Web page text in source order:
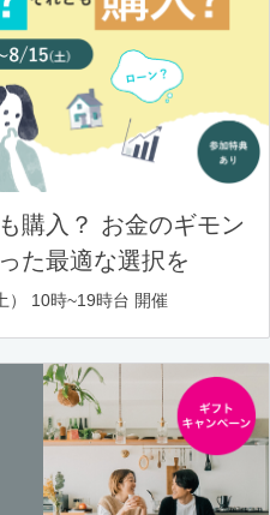
購入？ お金のギモン
た最適な選択を
） 10時~19時台 開催